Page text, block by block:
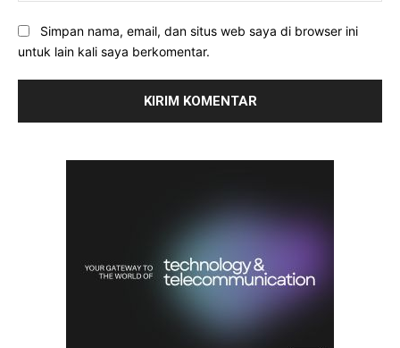
Simpan nama, email, dan situs web saya di browser ini
untuk lain kali saya berkomentar.